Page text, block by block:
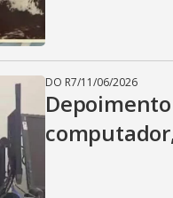
DO R7/11/06/2026